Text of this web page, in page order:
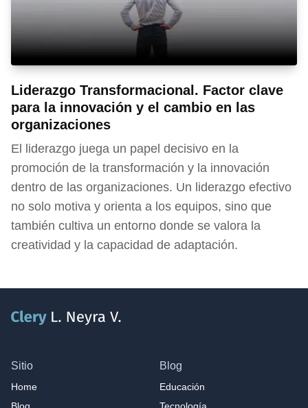
Liderazgo Transformacional. Factor clave
para la innovación y el cambio en las
organizaciones
El liderazgo juega un papel decisivo en la
promoción de la transformación y la innovación
dentro de las organizaciones. Un liderazgo efectivo
no solo motiva y orienta a los equipos, sino que
también cultiva un entorno donde se valora la
creatividad y la capacidad de adaptación.
Sitio
Home
Blog
Educación